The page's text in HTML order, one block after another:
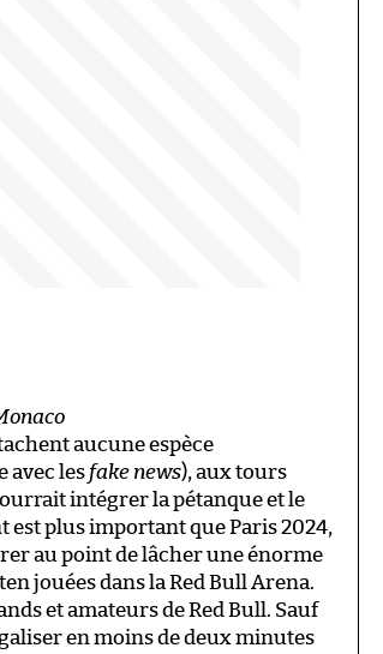
aucune espèce
avec les fake news), aux tours
intégrer la pétanque et le
est plus important que Paris 2024,
au point de lâcher une énorme
jouées dans la Red Bull Arena.
et amateurs de Red Bull. Sauf
en moins de deux minutes